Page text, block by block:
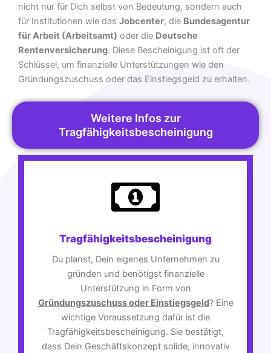
nicht nur für Dich selbst von Bedeutung, sondern auch
für Institutionen wie das Jobcenter, die Bundesagentur
für Arbeit (Arbeitsamt) oder die Deutsche
Rentenversicherung. Diese Bescheinigung ist oft der
Schlüssel, um finanzielle Unterstützungen wie den
Gründungszuschuss oder das Einstiegsgeld zu erhalten.
Weitere Infos zur
Tragfähigkeitsbescheinigung
Tragfähigkeitsbescheinigung
Du planst, Dein eigenes Unternehmen zu
gründen und benötigst finanzielle
Unterstützung in Form von
Gründungszuschuss oder Einstiegsgeld? Eine
wichtige Voraussetzung dafür ist die
Tragfähigkeitsbescheinigung. Sie bestätigt,
dass Dein Geschäftskonzept solide, innovativ